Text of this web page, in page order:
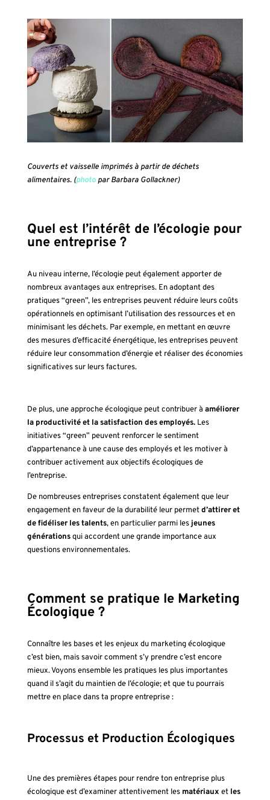
Couverts et vaisselle imprimés à partir de déchets
alimentaires. (photopar Barbara Gollackner)
Quel est l’intérêt de l’écologie pour
une entreprise ?
Au niveau interne, l’écologie peut également apporter de
nombreux avantages aux entreprises. En adoptant des
pratiques “green”, les entreprises peuvent réduire leurs coûts
opérationnels en optimisant l’utilisation des ressources et en
minimisant les déchets. Par exemple, en mettant en œuvre
des mesures d’efficacité énergétique, les entreprises peuvent
réduire leur consommation d’énergie et réaliser des économies
significatives sur leurs factures.
De plus, une approche écologique peut contribuer à améliorer
la productivité et la satisfaction des employés.Les
initiatives “green” peuvent renforcer le sentiment
d’appartenance à une cause des employés et les motiver à
contribuer activement aux objectifs écologiques de
l’entreprise.
De nombreuses entreprises constatent également que leur
engagement en faveur de la durabilité leur permetd’attirer et
de fidéliser les talents, en particulier parmi les jeunes
générationsqui accordent une grande importance aux
questions environnementales.
Comment se pratique le Marketing
Écologique ?
Connaître les bases et les enjeux du marketing écologique
c’est bien, mais savoir comment s’y prendre c’est encore
mieux. Voyons ensemble les pratiques les plus importantes
quand il s’agit du maintien de l’écologie; et que tu pourrais
mettre en place dans ta propre entreprise :
Processus et Production Écologiques
Une des premières étapes pour rendre ton entreprise plus
écologique est d’examiner attentivement les matériaux et les